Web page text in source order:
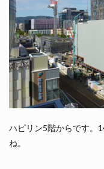
ハピリン5階からです。
ね。